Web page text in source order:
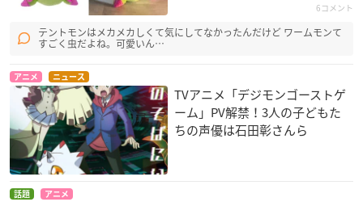
6コメント
テントモンはメカメカしくて気にしてなかったんだけど ワームモンて
すごく虫だよね。可愛いん…
アニメ ニュース
TVアニメ「デジモンゴーストゲ
ーム」PV解禁！3人の子どもた
ちの声優は石田彰さんら
話題 アニメ